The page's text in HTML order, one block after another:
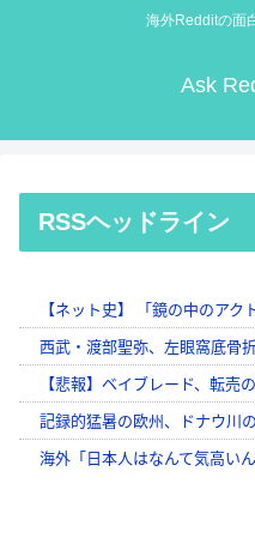
海外Redditの面
Ask
RSSヘッドライン